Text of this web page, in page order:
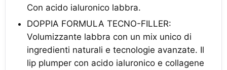
Con acido ialuronico labbra.
DOPPIA FORMULA TECNO-FILLER:
Volumizzante labbra con un mix unico di
ingredienti naturali e tecnologie avanzate. Il
lip plumper con acido ialuronico e collagene